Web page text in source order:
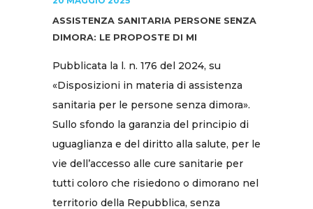
ASSISTENZA SANITARIA PERSONE SENZA
DIMORA: LE PROPOSTE DI MI
Pubblicata la l. n. 176 del 2024, su
«Disposizioni in materia di assistenza
sanitaria per le persone senza dimora».
Sullo sfondo la garanzia del principio di
uguaglianza e del diritto alla salute, per le
vie dell’accesso alle cure sanitarie per
tutti coloro che risiedono o dimorano nel
territorio della Repubblica, senza